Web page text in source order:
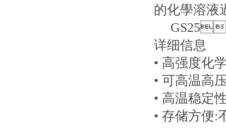
的化學溶液
详细信息
• 高强度化
• 可高温高
• 高温稳定
• 存储方便: